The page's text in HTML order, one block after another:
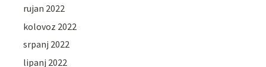
rujan 2022
kolovoz 2022
srpanj 2022
lipanj 2022